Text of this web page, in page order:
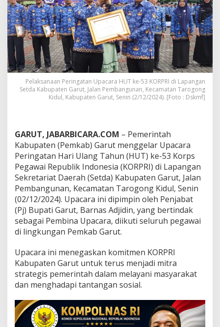
r
U
p
a
c
a
a
P
e
r
a
t
a
n
H
U
T
k
e
-
5
3
O
R
P
R
I
Pelaksanaan Peringatan Upacara HUT ke-53 KORPRI di Lapangan
Setda Kabupaten Garut, Jalan Pembangunan, Kecamatan Tarogong
Kidul, Kabupaten Garut, Senin (2/12/2024). [Foto : Dskmf]
GARUT, JABARBICARA.COM – Pemerintah
Kabupaten (Pemkab) Garut menggelar Upacara
Peringatan Hari Ulang Tahun (HUT) ke-53 Korps
Pegawai Republik Indonesia (KORPRI) di Lapangan
Sekretariat Daerah (Setda) Kabupaten Garut, Jalan
Pembangunan, Kecamatan Tarogong Kidul, Senin
(02/12/2024). Upacara ini dipimpin oleh Penjabat
(Pj) Bupati Garut, Barnas Adjidin, yang bertindak
sebagai Pembina Upacara, diikuti seluruh pegawai
di lingkungan Pemkab Garut.
Upacara ini menegaskan komitmen KORPRI
Kabupaten Garut untuk terus menjadi mitra
strategis pemerintah dalam melayani masyarakat
dan menghadapi tantangan sosial.